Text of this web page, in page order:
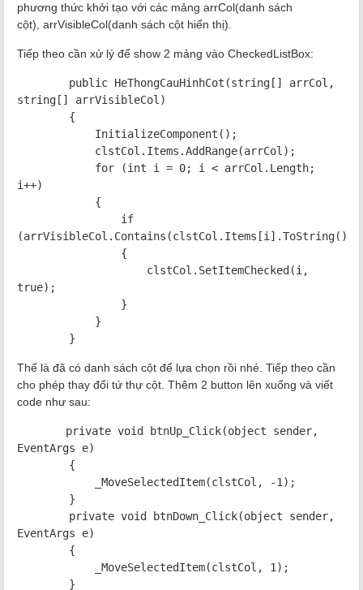
phương thức khởi tạo với các mảng arrCol(danh sách
cột), arrVisibleCol(danh sách cột hiển thị).
Tiếp theo cần xử lý để show 2 mảng vào CheckedListBox:
public HeThongCauHinhCot(string[] arrCol,
string[] arrVisibleCol)
{
InitializeComponent();
clstCol.Items.AddRange(arrCol);
for (int i = 0; i < arrCol.Length;
i++)
{
if
(arrVisibleCol.Contains(clstCol.Items[i].ToString()))
{
clstCol.SetItemChecked(i,
true);
}
}
}
Thế là đã có danh sách cột để lựa chọn rồi nhé. Tiếp theo cần
cho phép thay đổi tứ thự cột. Thêm 2 button lên xuống và viết
code như sau:
private void btnUp_Click(object sender,
EventArgs e)
{
_MoveSelectedItem(clstCol, -1);
}
private void btnDown_Click(object sender,
EventArgs e)
{
_MoveSelectedItem(clstCol, 1);
}